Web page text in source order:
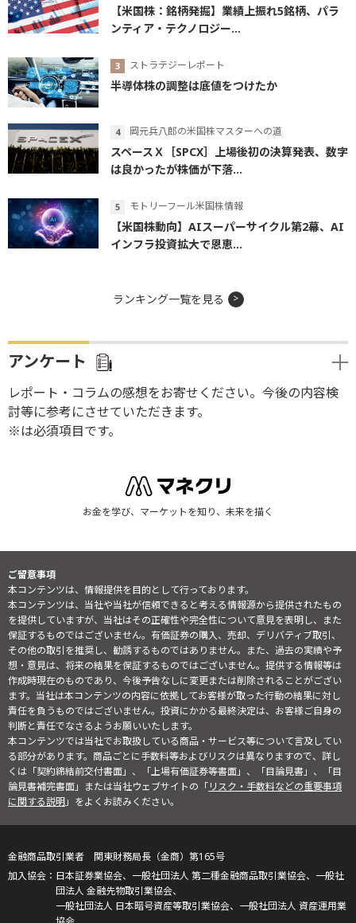
【米国株：銘柄発掘】業績上振れ5銘柄、パラ
ンティア・テクノロジー...
ストラテジーレポート
半導体株の調整は底値をつけたか
岡元兵八郎の米国株マスターへの道
スペースＸ［SPCX］上場後初の決算発表、数字
は良かったが株価が下落...
モトリーフール米国株情報
【米国株動向】AIスーパーサイクル第2幕、AI
インフラ投資拡大で恩恵...
ランキング一覧を見る
アンケート
レポート・コラムの感想をお寄せください。今後の内容検
討等に参考にさせていただきます。
※は必須項目です。
お金を学び、マーケットを知り、未来を描く
ご留意事項
本コンテンツは、情報提供を目的として行っております。
本コンテンツは、当社や当社が信頼できると考える情報源から提供されたもの
を提供していますが、当社はその正確性や完全性について意見を表明し、また
保証するものではございません。有価証券の購入、売却、デリバティブ取引、
その他の取引を推奨し、勧誘するものではありません。また、過去の実績や予
想・意見は、将来の結果を保証するものではございません。提供する情報等は
作成時現在のものであり、今後予告なしに変更または削除されることがござい
ます。当社は本コンテンツの内容に依拠してお客様が取った行動の結果に対し
責任を負うものではございません。投資にかかる最終決定は、お客様ご自身の
判断と責任でなさるようお願いいたします。
本コンテンツでは当社でお取扱している商品・サービス等について言及してい
る部分があります。商品ごとに手数料等およびリスクは異なりますので、詳し
くは「契約締結前交付書面」、「上場有価証券等書面」、「目論見書」、「目
論見書補完書面」または当社ウェブサイトの「リスク・手数料などの重要事項
に関する説明」をよくお読みください。
金融商品取引業者 関東財務局長（金商）第165号
日本証券業協会、一般社団法人 第二種金融商品取引業協会、一般社
団法人 金融先物取引業協会、
一般社団法人 日本暗号資産等取引業協会、一般社団法人 資産運用業